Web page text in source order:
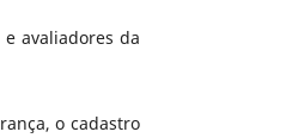
avaliadores da
o cadastro